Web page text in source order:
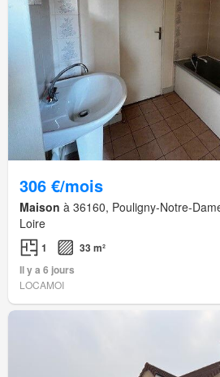
306 €/mois
Maison à 36160, Pouligny-Notre-
Loire
1
33 m²
Il y a 6 jours
LOCAMOI